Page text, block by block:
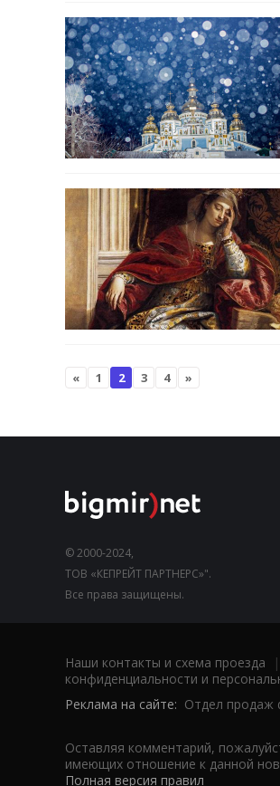
« 1 2 3 4 »
© 2000-2024,
ТОВ «КЕПРЕЙТ ПАРТНЕРС»".
Все права защищены.
Наши контакты и схема проезда |
конфиденциальности и
Реклама на сайте: Отдел продаж
Оставляя комментарий,
имеющих отношение к данной
Полная версия правил